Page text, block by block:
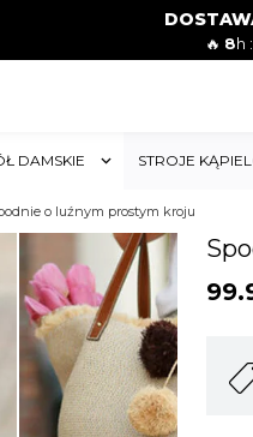
🔥 8h :
DAMSKIE STROJE
o luźnym prostym kroju
10%
w sklepie i obejmuje cały